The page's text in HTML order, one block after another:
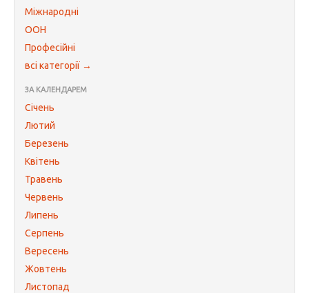
Міжнародні
ООН
Професійні
всі категорії →
ЗА КАЛЕНДАРЕМ
Січень
Лютий
Березень
Квітень
Травень
Червень
Липень
Серпень
Вересень
Жовтень
Листопад